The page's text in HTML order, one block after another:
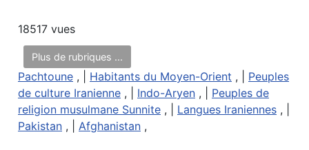
18517 vues
Plus de rubriques ...
Pachtoune , | Habitants du Moyen-Orient , | Peuples
de culture Iranienne , | Indo-Aryen , | Peuples de
religion musulmane Sunnite , | Langues Iraniennes , |
Pakistan , | Afghanistan ,